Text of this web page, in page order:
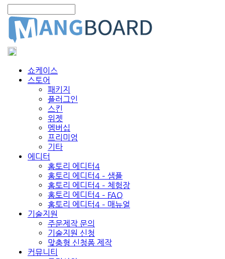
쇼케이스
스토어
패키지
플러그인
스킨
위젯
멤버십
프리미엄
기타
에디터
홈토리 에디터4
홈토리 에디터4 – 샘플
홈토리 에디터4 – 체험장
홈토리 에디터4 – FAQ
홈토리 에디터4 – 매뉴얼
기술지원
주문제작 문의
기술지원 신청
맞춤형 신청폼 제작
커뮤니티